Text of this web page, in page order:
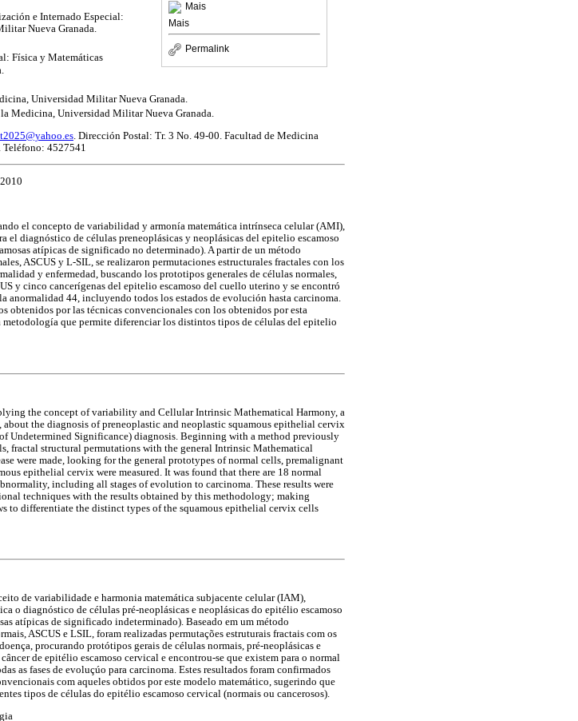
Mais
Mais
Permalink
e Internado Especial:
Nueva Granada.
Física y Matemáticas
Universidad Militar Nueva Granada.
Medicina, Universidad Militar Nueva Granada.
. Dirección Postal: Tr. 3 No. 49-00. Facultad de Medicina
4527541
el concepto de variabilidad y armonía matemática intrínseca celular (AMI),
el diagnóstico de células preneoplásicas y neoplásicas del epitelio escamoso
atípicas de significado no determinado). A partir de un método
ASCUS y L-SIL, se realizaron permutaciones estructurales fractales con los
y enfermedad, buscando los prototipos generales de células normales,
y cinco cancerígenas del epitelio escamoso del cuello uterino y se encontró
anormalidad 44, incluyendo todos los estados de evolución hasta carcinoma.
obtenidos por las técnicas convencionales con los obtenidos por esta
que permite diferenciar los distintos tipos de células del epitelio
the concept of variability and Cellular Intrinsic Mathematical Harmony, a
the diagnosis of preneoplastic and neoplastic squamous epithelial cervix
Undetermined Significance) diagnosis. Beginning with a method previously
fractal structural permutations with the general Intrinsic Mathematical
were made, looking for the general prototypes of normal cells, premalignant
epithelial cervix were measured. It was found that there are 18 normal
including all stages of evolution to carcinoma. These results were
techniques with the results obtained by this methodology; making
to differentiate the distinct types of the squamous epithelial cervix cells
de variabilidade e harmonia matemática subjacente celular (IAM),
o diagnóstico de células pré-neoplásicas e neoplásicas do epitélio escamoso
atípicas de significado indeterminado). Baseado em um método
ASCUS e LSIL, foram realizadas permutações estruturais fractais com os
procurando protótipos gerais de células normais, pré-neoplásicas e
de epitélio escamoso cervical e encontrou-se que existem para o normal
as fases de evoluçúo para carcinoma. Estes resultados foram confirmados
com aqueles obtidos por este modelo matemático, sugerindo que
tipos de células do epitélio escamoso cervical (normais ou cancerosos).